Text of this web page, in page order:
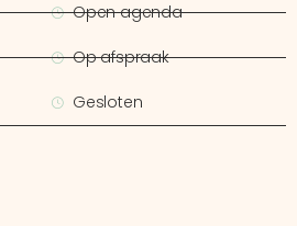
Open agenda
Op afspraak
Gesloten